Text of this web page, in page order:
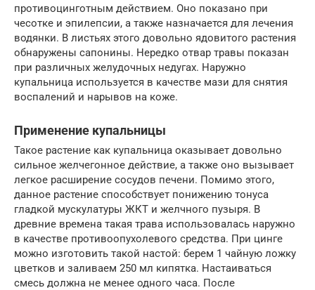
противоцинготным действием. Оно показано при
чесотке и эпилепсии, а также назначается для лечения
водянки. В листьях этого довольно ядовитого растения
обнаружены сапонины. Нередко отвар травы показан
при различных желудочных недугах. Наружно
купальница используется в качестве мази для снятия
воспалений и нарывов на коже.
Применение купальницы
Такое растение как купальница оказывает довольно
сильное желчегонное действие, а также оно вызывает
легкое расширение сосудов печени. Помимо этого,
данное растение способствует понижению тонуса
гладкой мускулатуры ЖКТ и желчного пузыря. В
древние времена такая трава использовалась наружно
в качестве противоопухолевого средства. При цинге
можно изготовить такой настой: берем 1 чайную ложку
цветков и заливаем 250 мл кипятка. Настаиваться
смесь должна не менее одного часа. После